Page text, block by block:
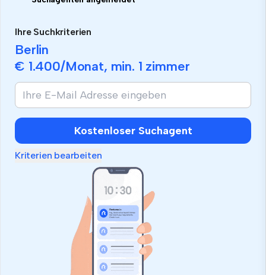
Ihre Suchkriterien
Berlin
€ 1.400/Monat, min. 1 zimmer
Kostenloser Suchagent
Kriterien bearbeiten